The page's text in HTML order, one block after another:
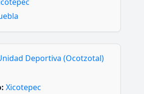
Deportiva (Ocotzotal)
Xicotepec